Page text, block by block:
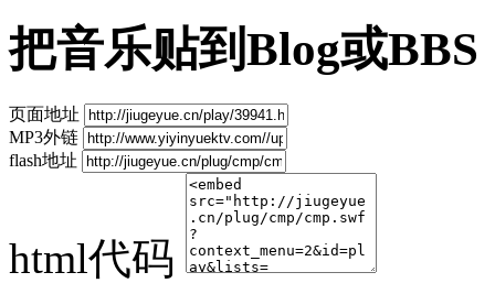
把音乐贴到Blog或BBS
页面地址
MP3外链
flash地址
html代码